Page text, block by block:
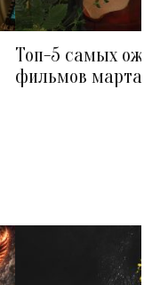
Топ-5 самых
фильмов